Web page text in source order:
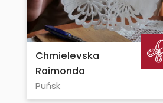
Chmielevska
Raimonda
Puńsk